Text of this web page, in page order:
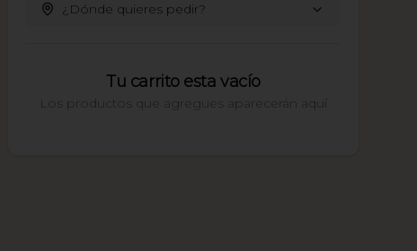
¿Dónde quieres pedir?
Tu carrito esta vacío
Los productos que agregues aparecerán aquí